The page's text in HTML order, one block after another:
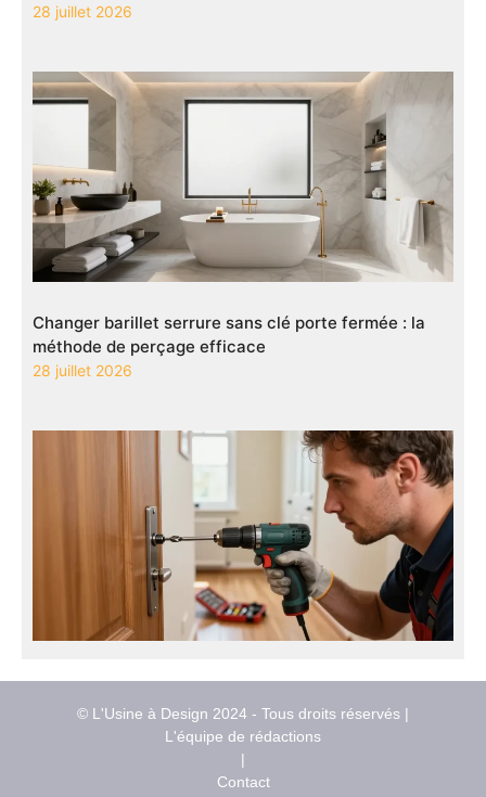
28 juillet 2026
Changer barillet serrure sans clé porte fermée : la
méthode de perçage efficace
28 juillet 2026
© L'Usine à Design 2024 - Tous droits réservés |
L'équipe de rédactions
|
Contact